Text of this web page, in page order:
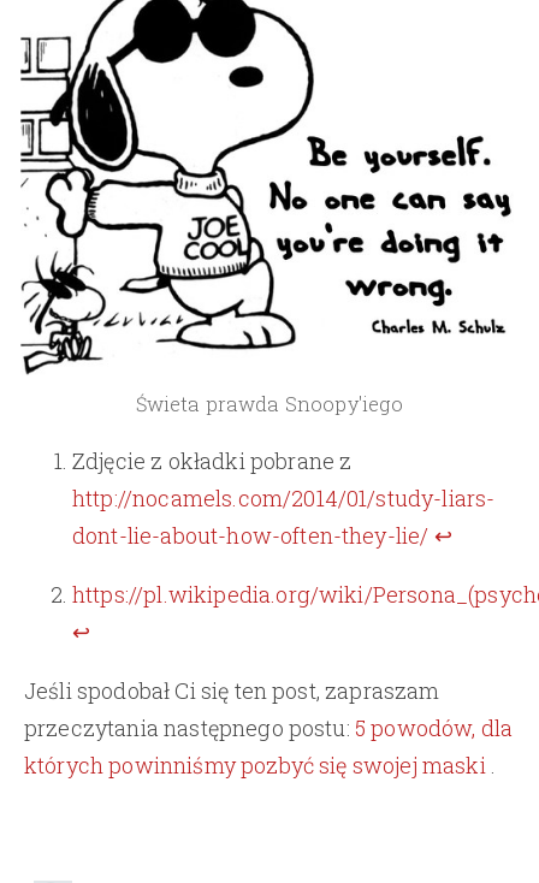
Świeta prawda Snoopy'iego
Zdjęcie z okładki pobrane z
http://nocamels.com/2014/01/study-liars-
dont-lie-about-how-often-they-lie/ ↩
https://pl.wikipedia.org/wiki/
↩
Jeśli spodobał Ci się ten post, zapraszam
przeczytania następnego postu: 5 powodów, dla
których powinniśmy pozbyć się swojej maski.